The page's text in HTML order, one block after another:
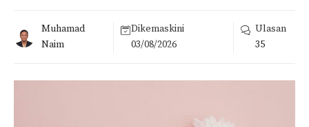
Muhamad
Naim
Dikemaskini
03/08/2026
Ulasan
35